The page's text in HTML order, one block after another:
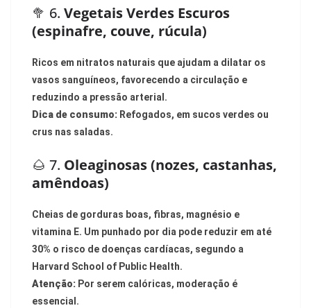
🥦 6. Vegetais Verdes Escuros
(espinafre, couve, rúcula)
Ricos em nitratos naturais que ajudam a dilatar os
vasos sanguíneos, favorecendo a circulação e
reduzindo a pressão arterial.
Dica de consumo: Refogados, em sucos verdes ou
crus nas saladas.
🌰 7. Oleaginosas (nozes, castanhas,
amêndoas)
Cheias de gorduras boas, fibras, magnésio e
vitamina E. Um punhado por dia pode reduzir em até
30% o risco de doenças cardíacas, segundo a
Harvard School of Public Health.
Atenção: Por serem calóricas, moderação é
essencial.